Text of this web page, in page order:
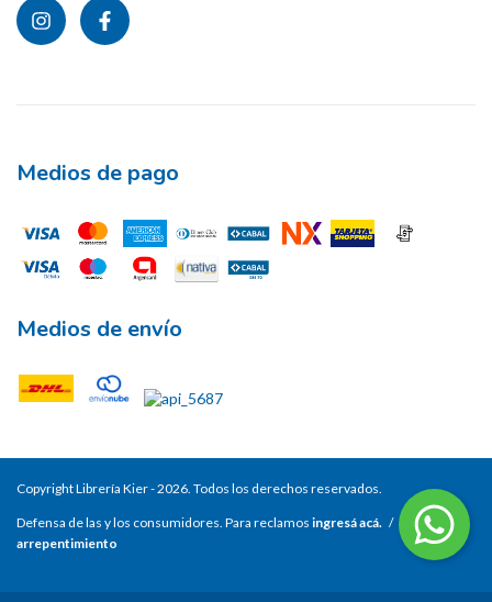
Medios de pago
Medios de envío
Copyright Librería Kier - 2026. Todos los derechos reservados.
Defensa de las y los consumidores. Para reclamos ingresá acá. /
Botón de
arrepentimiento